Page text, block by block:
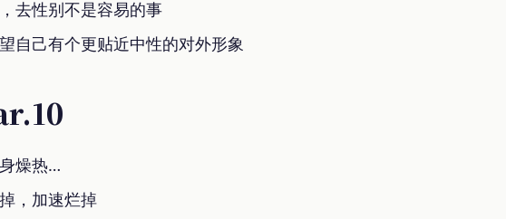
去性别不是容易的事
自己有个更贴近中性的对外形象
燥热…
，加速烂掉